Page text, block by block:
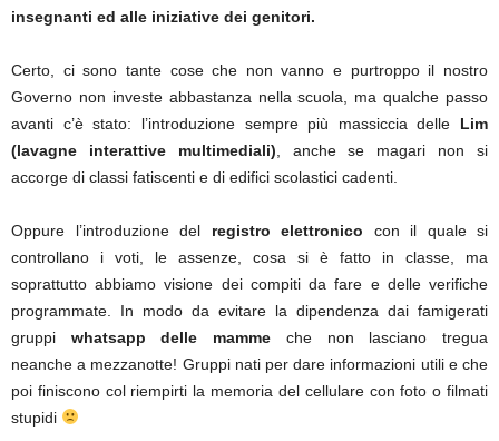
insegnanti ed alle iniziative dei genitori.
Certo, ci sono tante cose che non vanno e purtroppo il nostro
Governo non investe abbastanza nella scuola, ma qualche passo
avanti c’è stato: l’introduzione sempre più massiccia delle Lim
(lavagne interattive multimediali) , anche se magari non si
accorge di classi fatiscenti e di edifici scolastici cadenti.
Oppure l’introduzione del registro elettronico con il quale si
controllano i voti, le assenze, cosa si è fatto in classe, ma
soprattutto abbiamo visione dei compiti da fare e delle verifiche
programmate. In modo da evitare la dipendenza dai famigerati
gruppi whatsapp delle mamme che non lasciano tregua
neanche a mezzanotte! Gruppi nati per dare informazioni utili e che
poi finiscono col riempirti la memoria del cellulare con foto o filmati
stupidi